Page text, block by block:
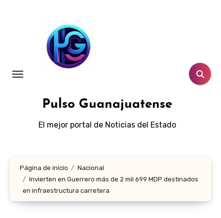
Pulso Guanajuatense
El mejor portal de Noticias del Estado
Página de inicio
Nacional
Invierten en Guerrero más de 2 mil 699 MDP destinados
en infraestructura carretera